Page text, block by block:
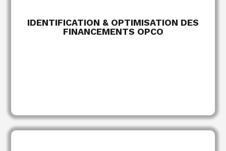
IDENTIFICATION & OPTIMISATION DES
FINANCEMENTS OPCOEN SAVOIR PLUS